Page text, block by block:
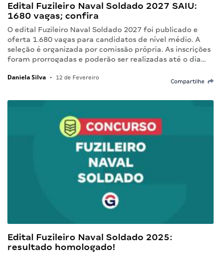
Edital Fuzileiro Naval Soldado 2027 SAIU:
1680 vagas; confira
O edital Fuzileiro Naval Soldado 2027 foi publicado e
oferta 1.680 vagas para candidatos de nível médio. A
seleção é organizada por comissão própria. As inscrições
foram prorrogadas e poderão ser realizadas até o dia…
Daniela Silva • 12 de Fevereiro
Compartilhe
Edital Fuzileiro Naval Soldado 2025:
resultado homologado!